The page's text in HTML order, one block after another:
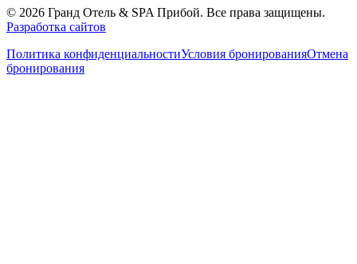
© 2026 Гранд Отель & SPA Прибой. Все права защищены.
Разработка сайтов
Политика конфиденциальностиУсловия бронированияОтмена
бронирования